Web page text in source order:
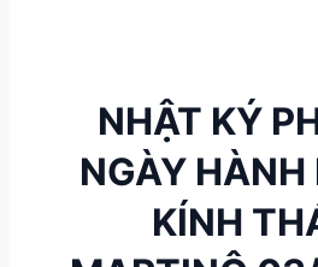
NHẬT KÝ
NGÀY
KÍNH